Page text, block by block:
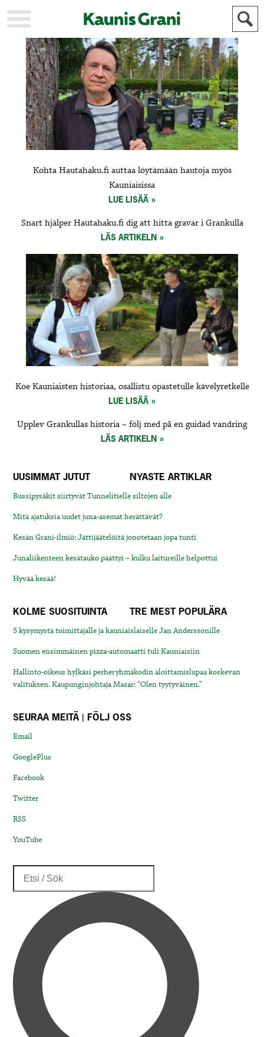
KAUPUNKI
STADEN
AJANKOHTAISTA
AKTUELLT
URHEILU
IDROTT
KULTTUURI
KULTUR
HISTORIA
HISTORIA
YLEINEN
ALLMÄN
MAINOSTAJILLE
ANNONSÖRER
Kohta Hautahaku.fi auttaa löytämään hautoja myös
Kauniaisissa
LUE LISÄÄ
Snart hjälper Hautahaku.fi dig att hitta gravar i Grankulla
LÄS ARTIKELN
Koe Kauniaisten historiaa, osallistu opastetulle kävelyretkelle
LUE LISÄÄ
Upplev Grankullas historia – följ med på en guidad vandring
LÄS ARTIKELN
UUSIMMAT JUTUT NYASTE ARTIKLAR
Bussipysäkit siirtyvät Tunnelitielle siltojen alle
Mitä ajatuksia uudet juna-asemat herättävät?
Kesän Grani-ilmiö: Jättijäätelöitä jonotetaan jopa tunti
Junaliikenteen kesätauko päättyi – kulku laitureille helpottui
Hyvää kesää!
KOLME SUOSITUINTA TRE MEST POPULÄRA
5 kysymystä toimittajalle ja kauniaislaiselle Jan Anderssonille
Suomen ensimmäinen pizza-automaatti tuli Kauniaisiin
Hallinto-oikeus hylkäsi perheryhmäkodin aloittamislupaa koskevan
valituksen. Kaupunginjohtaja Masar: “Olen tyytyväinen.”
SEURAA MEITÄ | FÖLJ OSS
Email
GooglePlus
Facebook
Twitter
RSS
YouTube